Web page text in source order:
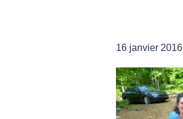
16 janvier 2016